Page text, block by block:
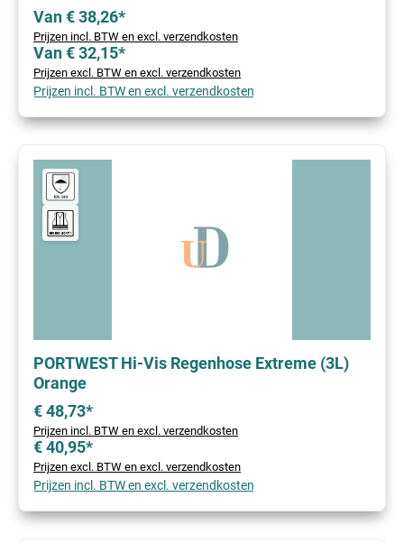
Van € 38,26*
Prijzen incl. BTW en excl. verzendkosten
Van € 32,15*
Prijzen excl. BTW en excl. verzendkosten
Prijzen incl. BTW en excl. verzendkosten
PORTWEST Hi-Vis Regenhose Extreme (3L)
Orange
€ 48,73*
Prijzen incl. BTW en excl. verzendkosten
€ 40,95*
Prijzen excl. BTW en excl. verzendkosten
Prijzen incl. BTW en excl. verzendkosten